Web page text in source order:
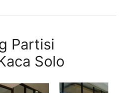
Partisi
Solo